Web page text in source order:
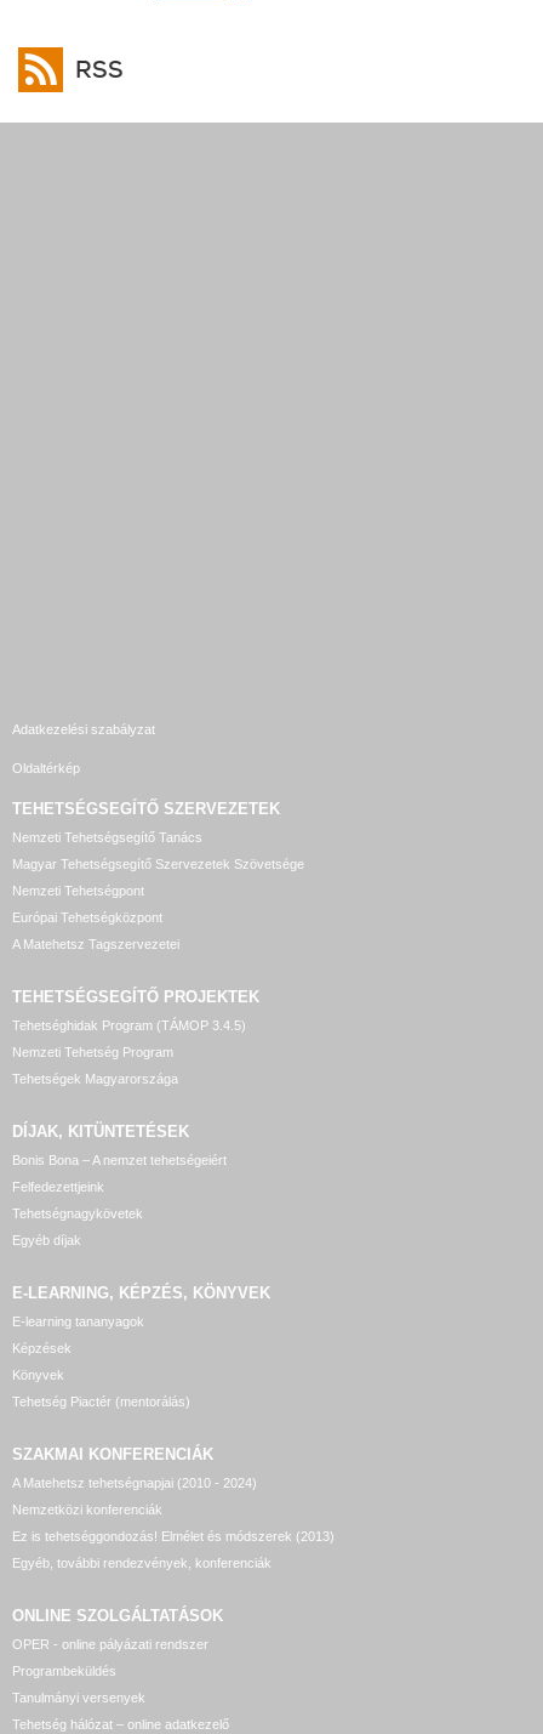
RSS
Adatkezelési szabályzat
Oldaltérkép
TEHETSÉGSEGÍTŐ SZERVEZETEK
Nemzeti Tehetségsegítő Tanács
Magyar Tehetségsegítő Szervezetek Szövetsége
Nemzeti Tehetségpont
Európai Tehetségközpont
A Matehetsz Tagszervezetei
TEHETSÉGSEGÍTŐ PROJEKTEK
Tehetséghidak Program (TÁMOP 3.4.5)
Nemzeti Tehetség Program
Tehetségek Magyarországa
DÍJAK, KITÜNTETÉSEK
Bonis Bona – A nemzet tehetségeiért
Felfedezettjeink
Tehetségnagykövetek
Egyéb díjak
E-LEARNING, KÉPZÉS, KÖNYVEK
E-learning tananyagok
Képzések
Könyvek
Tehetség Piactér (mentorálás)
SZAKMAI KONFERENCIÁK
A Matehetsz tehetségnapjai (2010 - 2024)
Nemzetközi konferenciák
Ez is tehetséggondozás! Elmélet és módszerek (2013)
Egyéb, további rendezvények, konferenciák
ONLINE SZOLGÁLTATÁSOK
OPER - online pályázati rendszer
Programbeküldés
Tanulmányi versenyek
Tehetség hálózat – online adatkezelő